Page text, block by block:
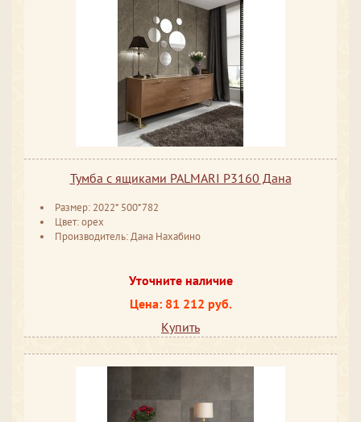
Тумба с ящиками PALMARI P3160 Дана
Размер: 2022* 500*782
Цвет: орех
Производитель: Дана Нахабино
Уточните наличие
Цена: 81 212 руб.
Купить